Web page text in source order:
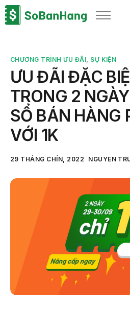
Sản phẩm
Bảng giá
Blog
Thông tin thuế
Về chúng tôi
CHƯƠNG TRÌNH ƯU ĐÃI, SỰ KIỆN
ƯU ĐÃI ĐẶC
TRONG 2
SỔ BÁN HÀNG
VỚI 1K
29 THÁNG CHÍN, 2022 NGUYEN